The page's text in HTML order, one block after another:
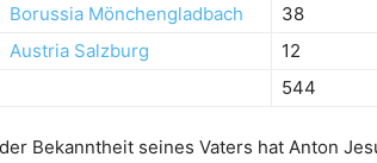
Borussia Mönchengladbach 38
Austria Salzburg 12
544
Bekanntheit seines Vaters hat Anton